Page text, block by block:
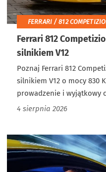
FERRARI / 812
Ferrari 812
silnikiem V12
Poznaj Ferrari 812
silnikiem V12 o mocy 830
prowadzenie i wyjątkowy
4 sierpnia 2026